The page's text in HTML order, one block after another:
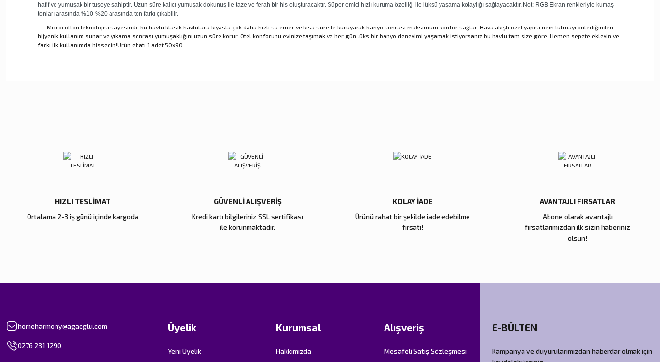
hafif ve yumuşak bir tuşeye sahiptir. Uzun süre kalıcı yumuşak dokunuş ile taze ve ferah bir his oluşturacaktır. Süper emici hızlı kuruma özelliği ile lüksü yaşama kolaylığı sağlayacaktır. Not: RGB Ekran renkleriyle kumaş
tonları arasında %10-%20 arasında ton farkı çıkabilir.
--- Microcotton teknolojisi sayesinde bu havlu klasik havlulara kıyasla çok daha hızlı su emer ve kısa sürede kuruyarak banyo sonrası maksimum konfor sağlar. Hava akışlı özel yapısı nem tutmayı önlediğinden
hijyenik kullanım sunar ve yıkama sonrası yumuşaklığını uzun süre korur. Otel konforunu evinize taşımak ve her gün lüks bir banyo deneyimi yaşamak istiyorsanız bu havlu tam size göre. Hemen sepete ekleyin ve
farkı ilk kullanımda hissedin!Ürün ebatı 1 adet 50x90
Bu ürüne benzer farklı alternatifler olmalı.
HIZLI TESLİMAT
Ortalama 2-3 iş günü içinde kargoda
GÜVENLİ ALIŞVERİŞ
Kredi kartı bilgileriniz SSL sertifikası
ile korunmaktadır.
KOLAY İADE
Ürünü rahat bir şekilde iade edebilme
fırsatı!
AVANTAJLI FIRSATLAR
Abone olarak avantajlı
fırsatlarımızdan ilk sizin haberiniz
olsun!
homeharmony@agaoglu.com
0276 231 1290
Üyelik
Yeni Üyelik
Kurumsal
Hakkımızda
Alışveriş
Mesafeli Satış Sözleşmesi
E-BÜLTEN
Kampanya ve duyurularımızdan haberdar olmak için